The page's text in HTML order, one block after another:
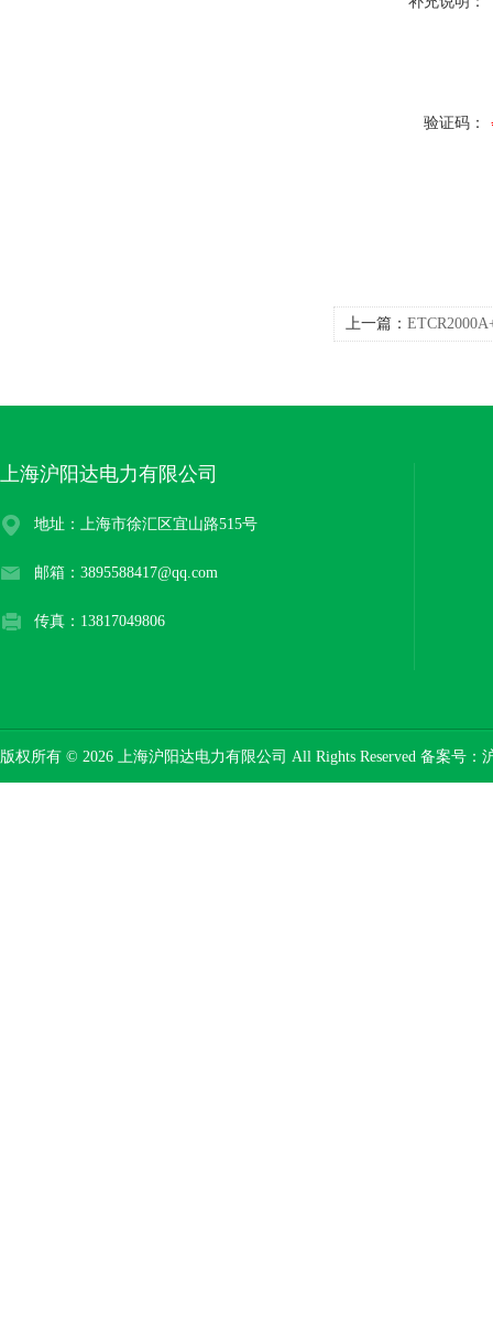
验证码：
上一篇：
上海沪阳达电力有限公司
地址：上海市徐汇区宜山路515号
邮箱：3895588417@qq.com
传真：13817049806
版权所有 © 2026 上海沪阳达电力有限公司 All Rights Reserved 备案号：